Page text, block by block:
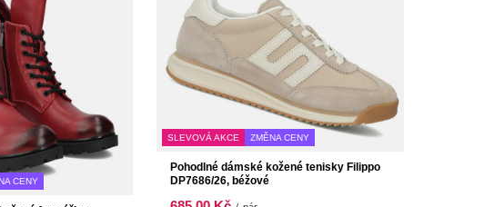
CENY
SLEVOVÁ AKCE ZMĚNA CENY
Pohodlné dámské kožené tenisky Filippo
DP7686/26, béžové